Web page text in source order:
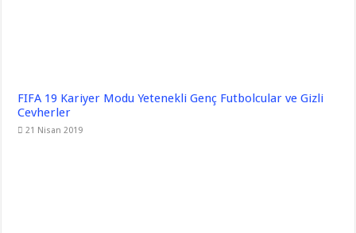
FIFA 19 Kariyer Modu Yetenekli Genç Futbolcular ve Gizli
Cevherler
21 Nisan 2019